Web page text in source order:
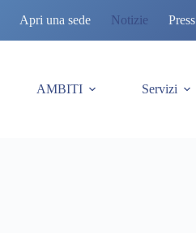
Apri una sede Notizie Press
AMBITI Servizi